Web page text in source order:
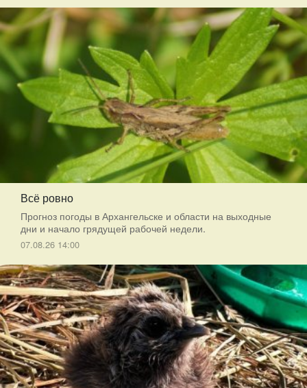
Всё ровно
Прогноз погоды в Архангельске и области на выходные
дни и начало грядущей рабочей недели.
07.08.26 14:00